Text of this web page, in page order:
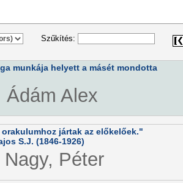
Szűkítés:
munkája helyett a másét mondotta
Ádám Alex
jártak az előkelőek."
S.J. (1846-1926)
Péter